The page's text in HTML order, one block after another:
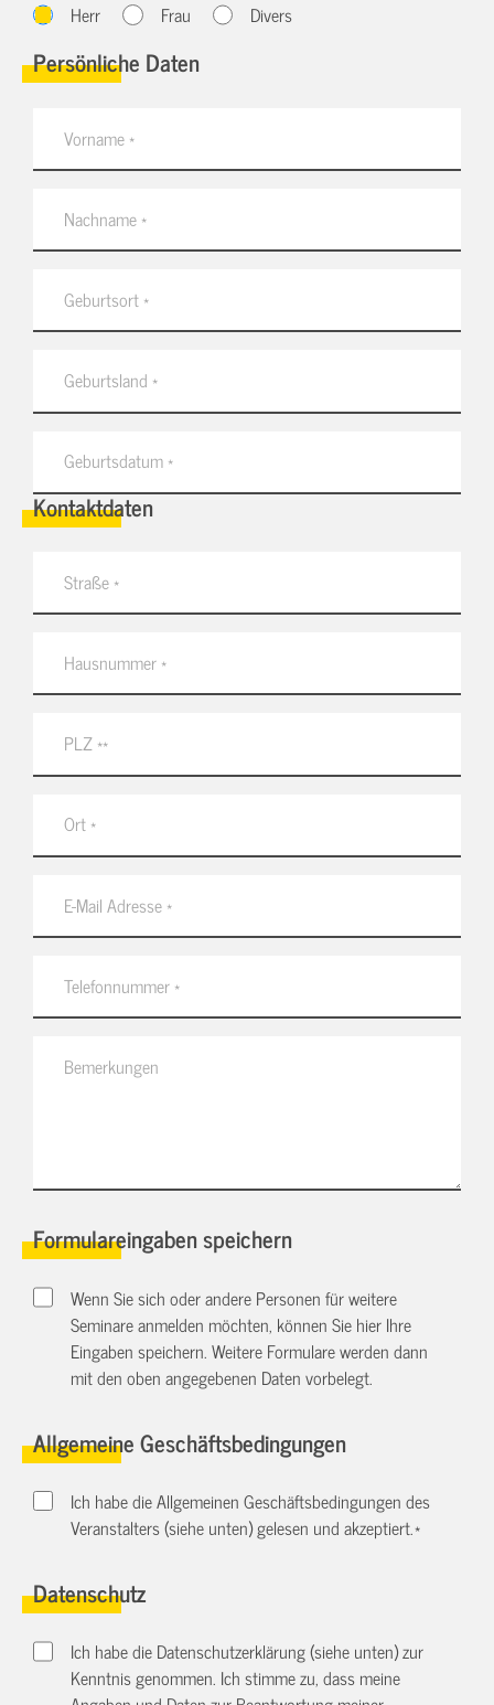
Herr
Frau Divers
Persönliche Daten
Kontaktdaten
Formulareingaben speichern
Wenn Sie sich oder andere Personen für weitere
Seminare anmelden möchten, können Sie hier Ihre
Eingaben speichern. Weitere Formulare werden dann
mit den oben angegebenen Daten vorbelegt.
Allgemeine Geschäftsbedingungen
Ich habe die Allgemeinen Geschäftsbedingungen des
Veranstalters (siehe unten) gelesen und akzeptiert.*
Datenschutz
Ich habe die Datenschutzerklärung (siehe unten) zur
Kenntnis genommen. Ich stimme zu, dass meine